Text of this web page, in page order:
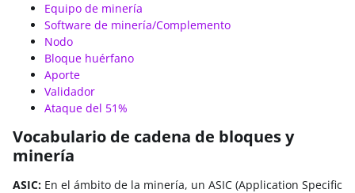
Equipo de minería
Software de minería/Complemento
Nodo
Bloque huérfano
Aporte
Validador
Ataque del 51%
Vocabulario de cadena de bloques y
minería
ASIC: En el ámbito de la minería, un ASIC (Application Specific